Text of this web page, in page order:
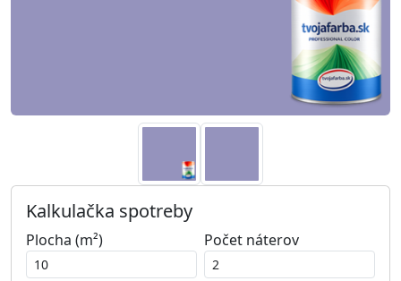
Kalkulačka spotreby
Plocha (m²) Počet náterov